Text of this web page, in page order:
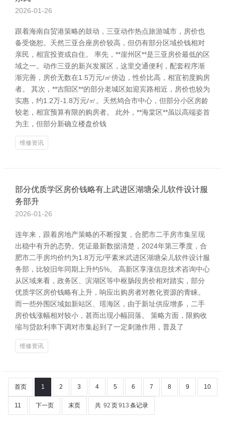
2026-01-26
跟着海南自贸港策略的鼓动，三亚动作热点旅游城市，房价也
备受饶恕。天然三亚合座房价较高，但仍有部分区域价钱相对
亲民，相宜投资或自住。 率先，**崖州区**是三亚房价最低的区
域之一。动作三亚的新兴发展区，这里交通便利，配套程序渐
渐完善，房价无数在1.5万元/㎡傍边，性价比高，相宜初度购房
者。 其次，**吉阳区**的部分老城区如迎宾路相近，房价也较为
实惠，约1.2万-1.8万元/㎡。天然鸠合市中心，但部分小区房龄
较老，相宜预算有限的购房者。 此外，**海棠区**虽以高端姿首
为主，但部分新确立楼盘价钱
维修资讯
部分优质学区房价钱略有上武进区湖塘朵儿软件设计服
务部升
2026-01-26
连年来，跟着房地产策略的不断报复，合肥市二手房市集呈现
出稳中有升的态势。凭证最新数据清楚，2024年第三季度，合
肥市二手房均价约为1.8万元/平素米武进区湖塘朵儿软件设计服
务部，比较旧年同期上升约5%。 高新区享涨信息技术咨询中心
从区域来看，政务区、滨湖区等中枢肠段房价相对踏实，部分
优质学区房价钱略有上升，响应出购房者对教化资源的青睐。
而一些外围区域如新站区、瑶海区，由于新址供应增多，二手
房价钱涨幅相对较小，甚而出现小幅回落。 策略方面，限购收
缩与贷款利率下调对市集起到了一定刺激作用，普及了
维修资讯
首页 1 2 3 4 5 6 7 8 9 10
11 下一页 末页 共 92 页913 条记录